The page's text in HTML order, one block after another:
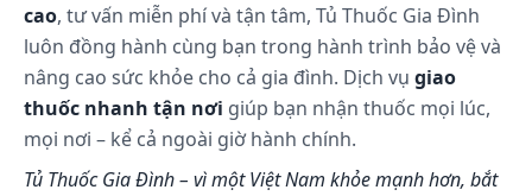
Với một số bệnh nhân thì thể tích huyết tương có
thể duy trì tăng trong vài giờ. Tuy vậy đối với các
bệnh nhân bị bệnh nặng thì albumin có thể bị thoát
ra khỏi mạch máu với số lượng đáng kể với nhịp độ
không thể dự đoán được.
Cách dùng và liều dùng:
cao, tư vấn miễn phí và tận tâm, Tủ Thuốc Gia Đình
luôn đồng hành cùng bạn trong hành trình bảo vệ và
nâng cao sức khỏe cho cả gia đình. Dịch vụ giao
thuốc nhanh tận nơi giúp bạn nhận thuốc mọi lúc,
mọi nơi – kể cả ngoài giờ hành chính.
Tủ Thuốc Gia Đình – vì một Việt Nam khỏe mạnh hơn, bắt